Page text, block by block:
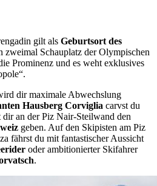
gilt als Geburtsort des
zweimal Schauplatz der Olympischen
Prominenz und es weht exklusives
dir maximale Abwechslung
Hausberg Corviglia carvst du
dir an der Piz Nair-Steilwand den
geben. Auf den Skipisten am Piz
fährst du mit fantastischer Aussicht
oder ambitionierter Skifahrer
.